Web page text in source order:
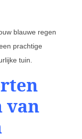
blauwe regen
prachtige
tuin.
van